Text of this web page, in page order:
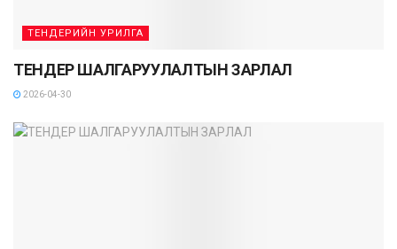
ТЕНДЕРИЙН УРИЛГА
ТЕНДЕР ШАЛГАРУУЛАЛТЫН ЗАРЛАЛ
2026-04-30